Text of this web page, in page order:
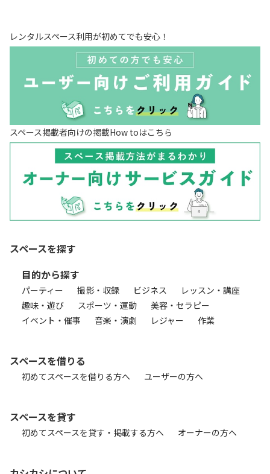
レンタルスペース利用が初めてでも安心！
スペース掲載者向けの掲載How toはこちら
スペースを探す
目的から探す
パーティー 撮影・収録 ビジネス
レッスン・講座
趣味・遊び
スポーツ・運動
美容・セラピー
イベント・催事
音楽・演劇 レジャー 作業
スペースを借りる
初めてスペースを借りる方へ ユーザーの方へ
スペースを貸す
初めてスペースを貸す・掲載する方へ オーナーの方へ